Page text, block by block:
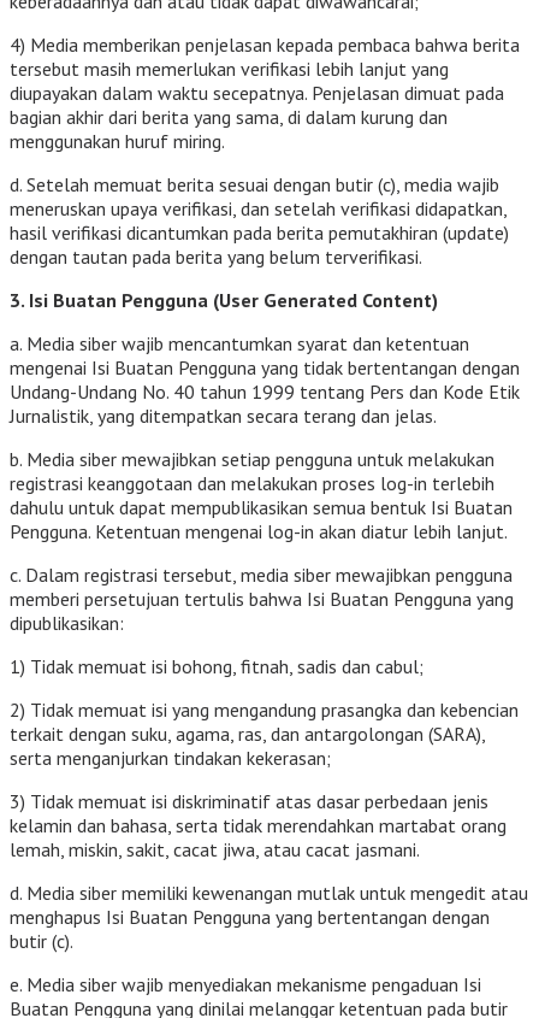
4) Media memberikan penjelasan kepada pembaca bahwa berita
tersebut masih memerlukan verifikasi lebih lanjut yang
diupayakan dalam waktu secepatnya. Penjelasan dimuat pada
bagian akhir dari berita yang sama, di dalam kurung dan
menggunakan huruf miring.
d. Setelah memuat berita sesuai dengan butir (c), media wajib
meneruskan upaya verifikasi, dan setelah verifikasi didapatkan,
hasil verifikasi dicantumkan pada berita pemutakhiran (update)
dengan tautan pada berita yang belum terverifikasi.
3. Isi Buatan Pengguna (User Generated Content)
a. Media siber wajib mencantumkan syarat dan ketentuan
mengenai Isi Buatan Pengguna yang tidak bertentangan dengan
Undang-Undang No. 40 tahun 1999 tentang Pers dan Kode Etik
Jurnalistik, yang ditempatkan secara terang dan jelas.
b. Media siber mewajibkan setiap pengguna untuk melakukan
registrasi keanggotaan dan melakukan proses log-in terlebih
dahulu untuk dapat mempublikasikan semua bentuk Isi Buatan
Pengguna. Ketentuan mengenai log-in akan diatur lebih lanjut.
c. Dalam registrasi tersebut, media siber mewajibkan pengguna
memberi persetujuan tertulis bahwa Isi Buatan Pengguna yang
dipublikasikan:
1) Tidak memuat isi bohong, fitnah, sadis dan cabul;
2) Tidak memuat isi yang mengandung prasangka dan kebencian
terkait dengan suku, agama, ras, dan antargolongan (SARA),
serta menganjurkan tindakan kekerasan;
3) Tidak memuat isi diskriminatif atas dasar perbedaan jenis
kelamin dan bahasa, serta tidak merendahkan martabat orang
lemah, miskin, sakit, cacat jiwa, atau cacat jasmani.
d. Media siber memiliki kewenangan mutlak untuk mengedit atau
menghapus Isi Buatan Pengguna yang bertentangan dengan
butir (c).
e. Media siber wajib menyediakan mekanisme pengaduan Isi
Buatan Pengguna yang dinilai melanggar ketentuan pada butir